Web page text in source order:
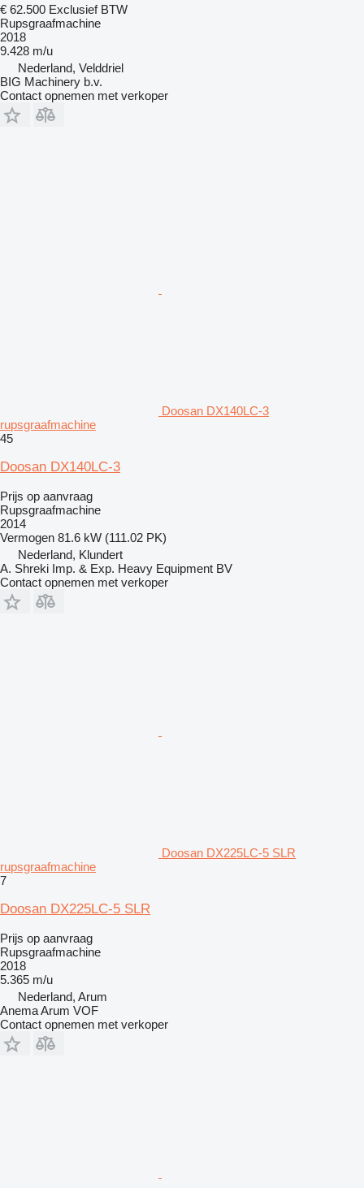
€ 62.500 Exclusief BTW
Rupsgraafmachine
2018
9.428 m/u
Nederland, Velddriel
BIG Machinery b.v.
Contact opnemen met verkoper
Doosan DX140LC-3
rupsgraafmachine
45
Doosan DX140LC-3
Prijs op aanvraag
Rupsgraafmachine
2014
Vermogen 81.6 kW (111.02 PK)
Nederland, Klundert
A. Shreki Imp. & Exp. Heavy Equipment BV
Contact opnemen met verkoper
Doosan DX225LC-5 SLR
rupsgraafmachine
7
Doosan DX225LC-5 SLR
Prijs op aanvraag
Rupsgraafmachine
2018
5.365 m/u
Nederland, Arum
Anema Arum VOF
Contact opnemen met verkoper